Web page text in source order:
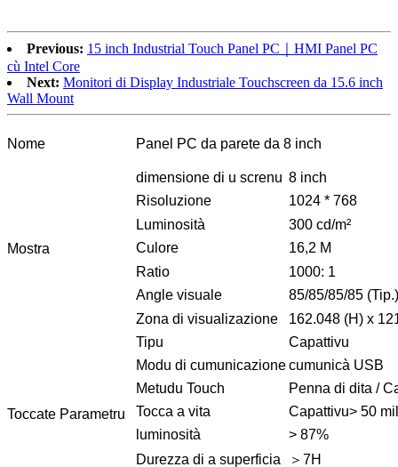
Previous: 15 inch Industrial Touch Panel PC｜HMI Panel PC
cù Intel Core
Next: Monitori di Display Industriale Touchscreen da 15.6 inch
Wall Mount
Nome Panel PC da parete da 8 inch
Mostra
dimensione di u screnu 8 inch
Risoluzione
1024 * 768
Luminosità
300 cd/m²
Culore
16,2 M
Ratio
1000: 1
Angle visuale
85/85/85/85
Zona di visualizazione
162.048 (H) x
Toccate Parametru
Tipu
Capattivu
Modu di cumunicazionecumunicà USB
Metudu Touch
Penna di dita /
Tocca a vita
Capattivu> 50
luminosità
> 87%
Durezza di a superficia
＞7H